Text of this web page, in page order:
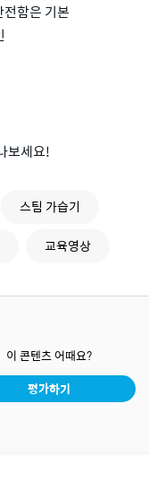
함은 기본
보세요!
스팀 가습기
교육영상
이 콘텐츠 어때요?
평가하기